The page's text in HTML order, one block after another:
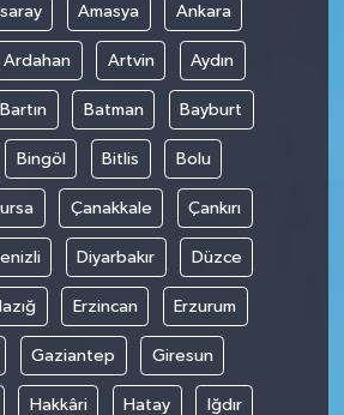
Amasya Ankara
Ardahan Artvin Aydın
Bartın Batman Bayburt
Bingöl Bitlis Bolu
Çanakkale Çankırı
Diyarbakır Düzce
Erzincan Erzurum
Gaziantep Giresun
Hakkâri Hatay Iğdır